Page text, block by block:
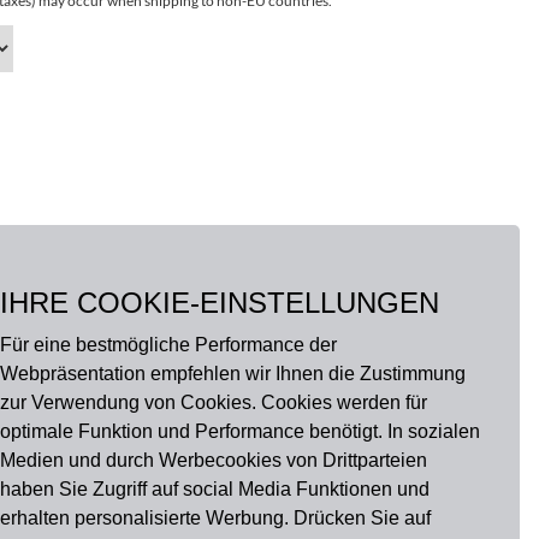
IHRE COOKIE-EINSTELLUNGEN
Für eine bestmögliche Performance der
Webpräsentation empfehlen wir Ihnen die Zustimmung
zur Verwendung von Cookies. Cookies werden für
optimale Funktion und Performance benötigt. In sozialen
Medien und durch Werbecookies von Drittparteien
haben Sie Zugriff auf social Media Funktionen und
erhalten personalisierte Werbung. Drücken Sie auf